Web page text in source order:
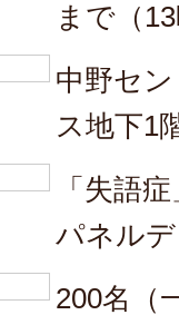
まで（
中野セ
ス地下1
「失語
パネル
200名（